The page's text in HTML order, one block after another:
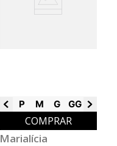
P M G GG G1
COMPRAR
Marialícia